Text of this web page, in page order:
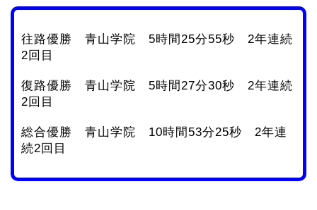
往路優勝 青山学院 5時間25分55秒 2年連続
2回目
復路優勝 青山学院 5時間27分30秒 2年連続
2回目
総合優勝 青山学院 10時間53分25秒 2年連
続2回目